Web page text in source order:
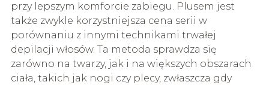
przy lepszym komforcie zabiegu. Plusem jest
także zwykle korzystniejsza cena serii w
porównaniu z innymi technikami trwałej
depilacji włosów. Ta metoda sprawdza się
zarówno na twarzy, jak i na większych obszarach
ciała, takich jak nogi czy plecy, zwłaszcza gdy